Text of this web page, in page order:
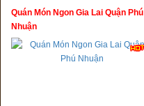
Quán Món Ngon Gia Lai Quận Phú
Nhuận